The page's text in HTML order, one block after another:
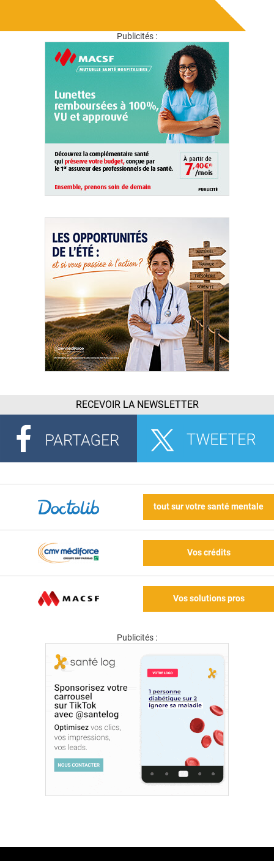
Publicités :
RECEVOIR LA NEWSLETTER
tout sur votre santé mentale
Vos crédits
Vos solutions pros
Publicités :